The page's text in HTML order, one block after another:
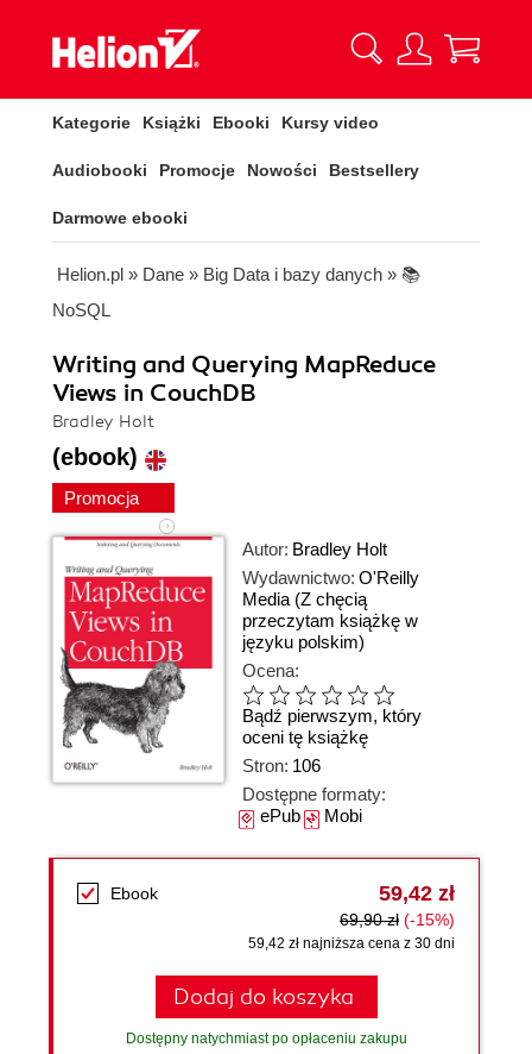
Kategorie Książki Ebooki Kursy video
Audiobooki Promocje Nowości Bestsellery
Darmowe ebooki
Helion.pl » Dane » Big Data i bazy danych » 📚
NoSQL
Writing and Querying MapReduce
Views in CouchDB
Bradley Holt
(ebook)
Promocja
Autor: Bradley Holt
Wydawnictwo: O'Reilly
Media (Z chęcią
przeczytam książkę w
języku polskim)
Ocena:
Bądź pierwszym, który
oceni tę książkę
Stron: 106
Dostępne formaty:
ePubMobi
Ebook 59,42 zł
69,90 zł (-15%)
59,42 zł najniższa cena z 30 dni
Dodaj do koszyka
Dostępny natychmiast po opłaceniu zakupu